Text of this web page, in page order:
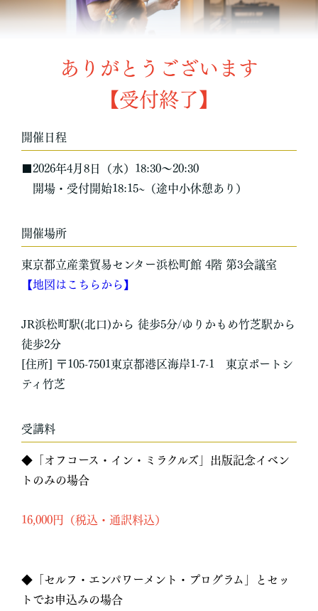
ありがとうございます
【受付終了】
開催日程
■2026年4月8日（水）18:30〜20:30
開場・受付開始18:15~（途中小休憩あり）
開催場所
東京都立産業貿易センター浜松町館 4階 第3会議室
【地図はこちらから】
JR浜松町駅(北口)から 徒歩5分/ゆりかもめ竹芝駅から
徒歩2分
[住所] 〒105-7501東京都港区海岸1-7-1 東京ポートシ
ティ竹芝
受講料
◆「オフコース・イン・ミラクルズ」出版記念イベン
トのみの場合
16,000円（税込・通訳料込）
◆「セルフ・エンパワーメント・プログラム」とセッ
トでお申込みの場合